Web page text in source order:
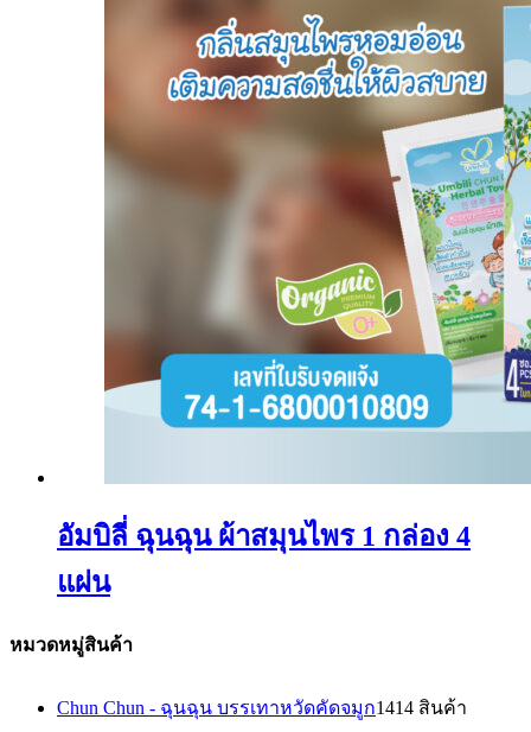
อัมบิลี่ ฉุนฉุน ผ้าสมุนไพร 1 กล่อง 4
แผ่น
หมวดหมู่สินค้า
Chun Chun - ฉุนฉุน บรรเทาหวัดคัดจมูก1414 สินค้า